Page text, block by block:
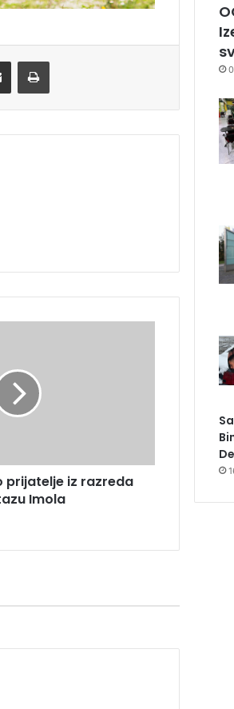
Share via Email Print
prijatelje iz razreda
Imola